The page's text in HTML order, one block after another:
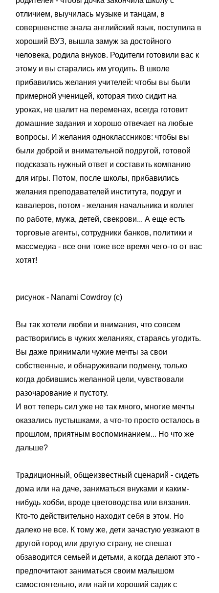
отличием, выучилась музыке и танцам, в
совершенстве знала английский язык, поступила в
хороший ВУЗ, вышла замуж за достойного
человека, родила внуков. Родители готовили вас к
этому и вы старались им угодить. В школе
прибавились желания учителей: чтобы вы были
примерной ученицей, которая тихо сидит на
уроках, не шалит на переменах, всегда готовит
домашние задания и хорошо отвечает на любые
вопросы. И желания одноклассников: чтобы вы
были доброй и внимательной подругой, готовой
подсказать нужный ответ и составить компанию
для игры. Потом, после школы, прибавились
желания преподавателей института, подруг и
кавалеров, потом - желания начальника и коллег
по работе, мужа, детей, свекрови... А еще есть
торговые агенты, сотрудники банков, политики и
массмедиа - все они тоже все время чего-то от вас
хотят!
рисунок - Nanami Cowdroy (с)
Вы так хотели любви и внимания, что совсем
растворились в чужих желаниях, стараясь угодить.
Вы даже принимали чужие мечты за свои
собственные, и обнаруживали подмену, только
когда добившись желанной цели, чувствовали
разочарование и пустоту.
И вот теперь сил уже не так много, многие мечты
оказались пустышками, а что-то просто осталось в
прошлом, приятным воспоминанием... Но что же
дальше?
Традиционный, общеизвестный сценарий - сидеть
дома или на даче, заниматься внуками и каким-
нибудь хобби, вроде цветоводства или вязания.
Кто-то действительно находит себя в этом. Но
далеко не все. К тому же, дети зачастую уезжают в
другой город или другую страну, не спешат
обзаводится семьей и детьми, а когда делают это -
предпочитают заниматься своим малышом
самостоятельно, или найти хороший садик с